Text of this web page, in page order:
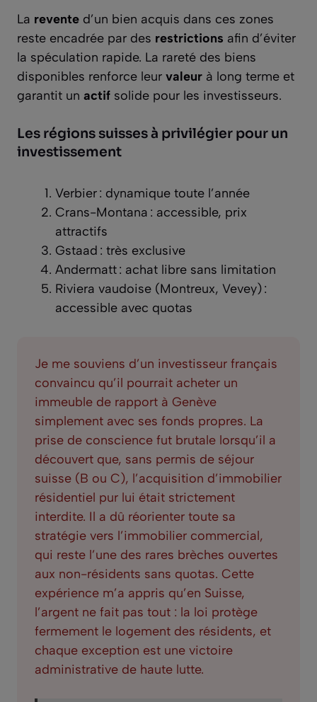
La revente d’un bien acquis dans ces zones
reste encadrée par des restrictions afin d’éviter
la spéculation rapide. La rareté des biens
disponibles renforce leur valeur à long terme et
garantit un actif solide pour les investisseurs.
Les régions suisses à privilégier pour un
investissement
Verbier : dynamique toute l’année
Crans-Montana : accessible, prix
attractifs
Gstaad : très exclusive
Andermatt : achat libre sans limitation
Riviera vaudoise (Montreux, Vevey) :
accessible avec quotas
Je me souviens d’un investisseur français
convaincu qu’il pourrait acheter un
immeuble de rapport à Genève
simplement avec ses fonds propres. La
prise de conscience fut brutale lorsqu’il a
découvert que, sans permis de séjour
suisse (B ou C), l’acquisition d’immobilier
résidentiel pur lui était strictement
interdite. Il a dû réorienter toute sa
stratégie vers l’immobilier commercial,
qui reste l’une des rares brèches ouvertes
aux non-résidents sans quotas. Cette
expérience m’a appris qu’en Suisse,
l’argent ne fait pas tout : la loi protège
fermement le logement des résidents, et
chaque exception est une victoire
administrative de haute lutte.